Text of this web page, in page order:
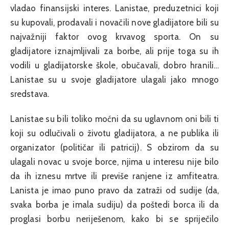
vladao finansijski interes. Lanistae, preduzetnici koji
su kupovali, prodavali i novačili nove gladijatore bili su
najvažniji faktor ovog krvavog sporta. On su
gladijatore iznajmljivali za borbe, ali prije toga su ih
vodili u gladijatorske škole, obučavali, dobro hranili…
Lanistae su u svoje gladijatore ulagali jako mnogo
sredstava.
Lanistae su bili toliko moćni da su uglavnom oni bili ti
koji su odlučivali o životu gladijatora, a ne publika ili
organizator (političar ili patricij). S obzirom da su
ulagali novac u svoje borce, njima u interesu nije bilo
da ih iznesu mrtve ili previše ranjene iz amfiteatra.
Lanista je imao puno pravo da zatraži od sudije (da,
svaka borba je imala sudiju) da poštedi borca ili da
proglasi borbu neriješenom, kako bi se spriječilo